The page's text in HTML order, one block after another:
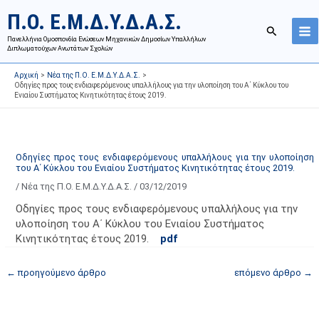
περιεχόμενο
Π.Ο. Ε.Μ.Δ.Υ.Δ.Α.Σ.
Πανελλήνια Ομοσπονδία Ενώσεων Μηχανικών Δημοσίων Υπαλλήλων
Διπλωματούχων Ανωτάτων Σχολών
Αναζήτηση
Αρχική
Νέα της Π.Ο. Ε.Μ.Δ.Υ.Δ.Α.Σ.
Οδηγίες προς τους ενδιαφερόμενους υπαλλήλους για την υλοποίηση του Α΄ Κύκλου του
Ενιαίου Συστήματος Κινητικότητας έτους 2019.
Οδηγίες προς τους ενδιαφερόμενους υπαλλήλους για την υλοποίηση
του Α΄ Κύκλου του Ενιαίου Συστήματος Κινητικότητας έτους 2019.
/ Νέα της Π.Ο. Ε.Μ.Δ.Υ.Δ.Α.Σ. / 03/12/2019
Οδηγίες προς τους ενδιαφερόμενους υπαλλήλους για την
υλοποίηση του Α΄ Κύκλου του Ενιαίου Συστήματος
Κινητικότητας έτους 2019. pdf
← προηγούμενο άρθρο επόμενο άρθρο →
τ
ο
ρ
ι
ν
α
ρ
τ
ή
ε
τ
η
γ
ο
ς
ά
ρ
θ
ρ
ν